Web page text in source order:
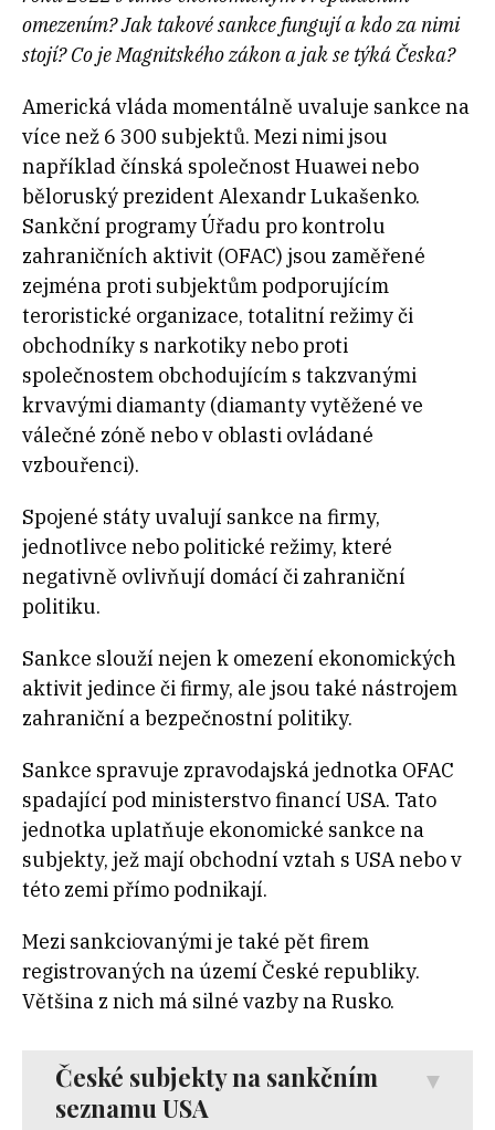
omezením? Jak takové sankce fungují a kdo za nimi
stojí? Co je Magnitského zákon a jak se týká Česka?
Americká vláda momentálně uvaluje sankce na
více než 6 300 subjektů. Mezi nimi jsou
například čínská společnost Huawei nebo
běloruský prezident Alexandr Lukašenko.
Sankční programy Úřadu pro kontrolu
zahraničních aktivit (OFAC) jsou zaměřené
zejména proti subjektům podporujícím
teroristické organizace, totalitní režimy či
obchodníky s narkotiky nebo proti
společnostem obchodujícím s takzvanými
krvavými diamanty (diamanty vytěžené ve
válečné zóně nebo v oblasti ovládané
vzbouřenci).
Spojené státy uvalují sankce na firmy,
jednotlivce nebo politické režimy, které
negativně ovlivňují domácí či zahraniční
politiku.
Sankce slouží nejen k omezení ekonomických
aktivit jedince či firmy, ale jsou také nástrojem
zahraniční a bezpečnostní politiky.
Sankce spravuje zpravodajská jednotka OFAC
spadající pod ministerstvo financí USA. Tato
jednotka uplatňuje ekonomické sankce na
subjekty, jež mají obchodní vztah s USA nebo v
této zemi přímo podnikají.
Mezi sankciovanými je také pět firem
registrovaných na území České republiky.
Většina z nich má silné vazby na Rusko.
České subjekty na sankčním
seznamu USA